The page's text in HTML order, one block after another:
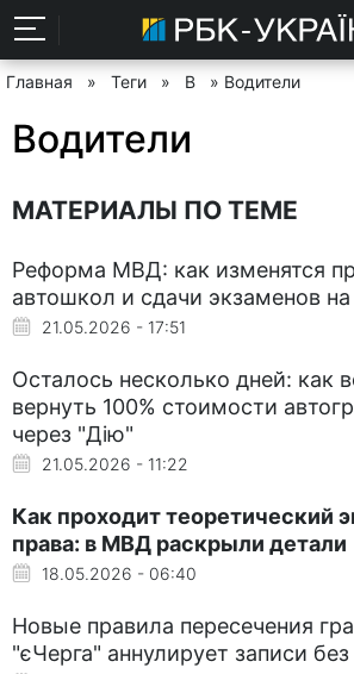
Главная » Теги » В » Водители
Водители
МАТЕРИАЛЫ ПО ТЕМЕ
Реформа МВД: как изменятся
автошкол и сдачи экзаменов на
21.05.2026 - 17:51
Осталось несколько дней: как
вернуть 100% стоимости
через "Дію"
21.05.2026 - 11:22
Как проходит теоретический
права: в МВД раскрыли детали
18.05.2026 - 06:40
Новые правила пересечения
"єЧерга" аннулирует записи